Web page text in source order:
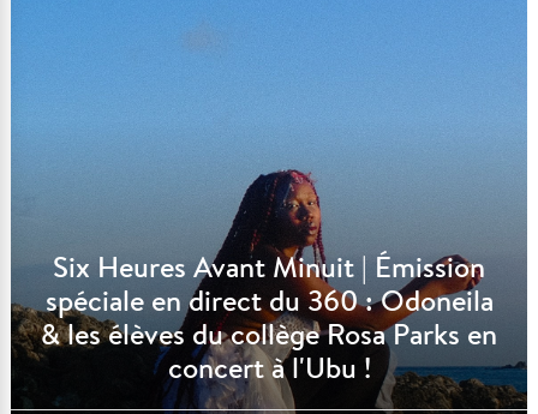
Six Heures Avant Minuit | Émission
spéciale en direct du 360 : Odoneila
& les élèves du collège Rosa Parks en
concert à l'Ubu !